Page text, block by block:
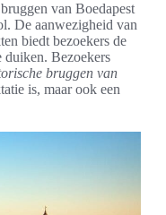
van Boedapest
De aanwezigheid van
biedt bezoekers de
duiken. Bezoekers
bruggen van
is, maar ook een